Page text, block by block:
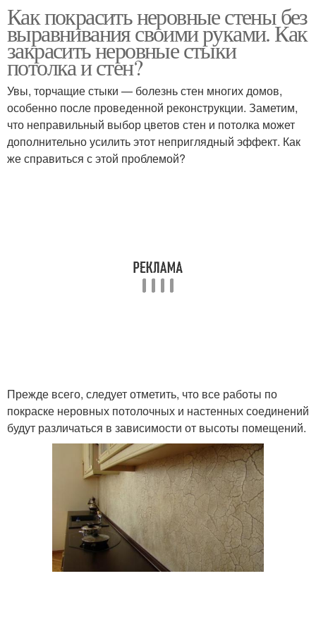
Как покрасить неровные стены без
выравнивания своими руками. Как
закрасить неровные стыки
потолка и стен?
Увы, торчащие стыки — болезнь стен многих домов,
особенно после проведенной реконструкции. Заметим,
что неправильный выбор цветов стен и потолка может
дополнительно усилить этот неприглядный эффект. Как
же справиться с этой проблемой?
Прежде всего, следует отметить, что все работы по
покраске неровных потолочных и настенных соединений
будут различаться в зависимости от высоты помещений.